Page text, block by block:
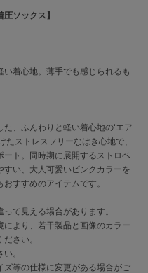
ソックス】
着心地。薄手でも感じられるも
、ふんわりと軽い着心地の‘エア
たストレスフリーなはき心地で、
ト。同時期に展開するストロベ
すい、大人可愛いピンクカラーを
すすめのアイテムです。
て見える場合があります。
により、若干製品と画像のカラー
さい。
。
等の仕様に変更がある場合がご